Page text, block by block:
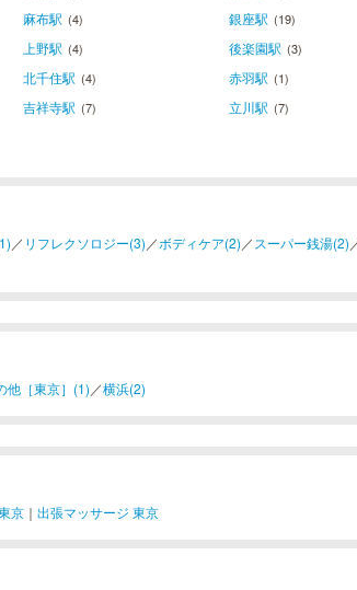
麻布駅 (4) 銀座駅 (19)
上野駅 (4) 後楽園駅 (3)
北千住駅 (4) 赤羽駅 (1)
吉祥寺駅 (7) 立川駅 (7)
／ リフレクソロジー(3) ／ボディケア(2) ／ スーパー銭湯(2)
他［東京］(1) ／横浜(2)
京 ｜ 出張マッサージ 東京